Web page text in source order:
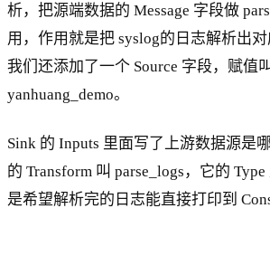
析，把源端数据的 Message 字段做
用，作用就是把 syslog的日志解析出对
我们还添加了一个 Source 字段，赋值叫
yanhuang_demo。
Sink 的 Inputs 里面写了上游数据源是
的 Transform 叫 parse_logs，它的
是希望解析完的日志能直接打印到